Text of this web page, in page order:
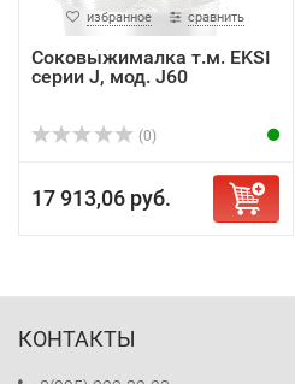
избранное сравнить
Соковыжималка т.м. EKSI
серии J, мод. J60
(0)
17 913,06 руб.
КОНТАКТЫ